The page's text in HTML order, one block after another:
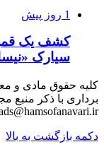
1 روز پیش
کشف یک قمر
سیارک
کلیه حقوق مادی و
برداری با ذکر منبع
دکمه بازگشت به بالا